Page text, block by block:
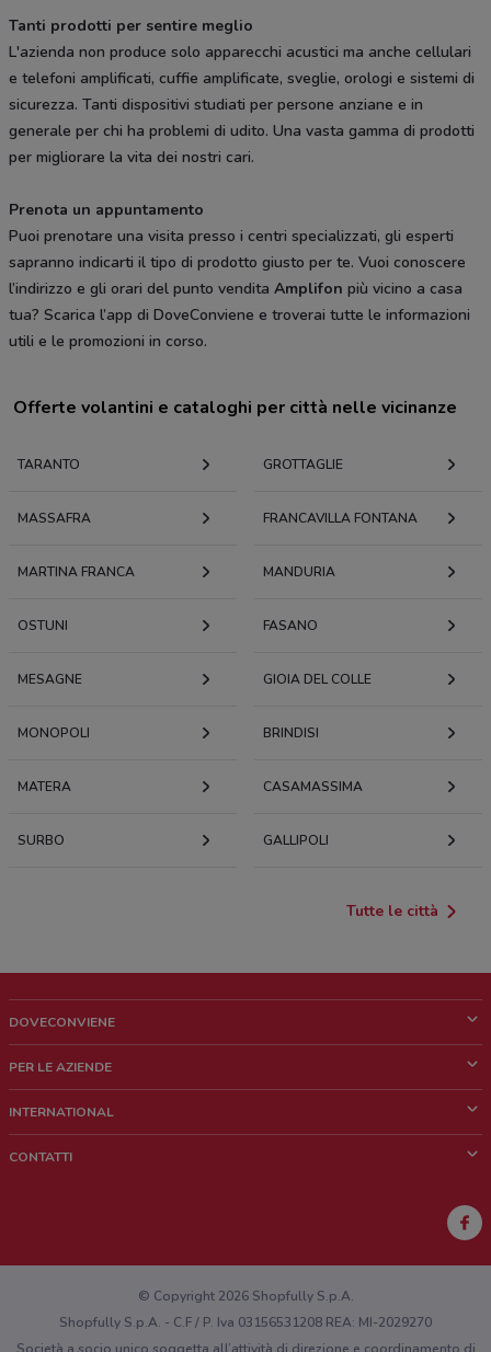
Tanti prodotti per sentire meglio
L'azienda non produce solo apparecchi acustici ma anche cellulari
e telefoni amplificati, cuffie amplificate, sveglie, orologi e sistemi di
sicurezza. Tanti dispositivi studiati per persone anziane e in
generale per chi ha problemi di udito. Una vasta gamma di prodotti
per migliorare la vita dei nostri cari.
Prenota un appuntamento
Puoi prenotare una visita presso i centri specializzati, gli esperti
sapranno indicarti il tipo di prodotto giusto per te. Vuoi conoscere
l’indirizzo e gli orari del punto vendita Amplifon più vicino a casa
tua? Scarica l’app di DoveConviene e troverai tutte le informazioni
utili e le promozioni in corso.
Offerte volantini e cataloghi per città nelle vicinanze
TARANTO GROTTAGLIE
MASSAFRA FRANCAVILLA FONTANA
MARTINA FRANCA MANDURIA
OSTUNI FASANO
MESAGNE GIOIA DEL COLLE
MONOPOLI BRINDISI
MATERA CASAMASSIMA
SURBO GALLIPOLI
Tutte le città
DOVECONVIENE
Chi siamo
Lavora con noi
PER LE AZIENDE
Richieste commerciali e marketing
INTERNATIONAL
CONTATTI
Hai un malfunzionamento sul web o sull'app?
© Copyright 2026 Shopfully S.p.A.
Shopfully S.p.A. - C.F / P. Iva 03156531208 REA: MI-2029270